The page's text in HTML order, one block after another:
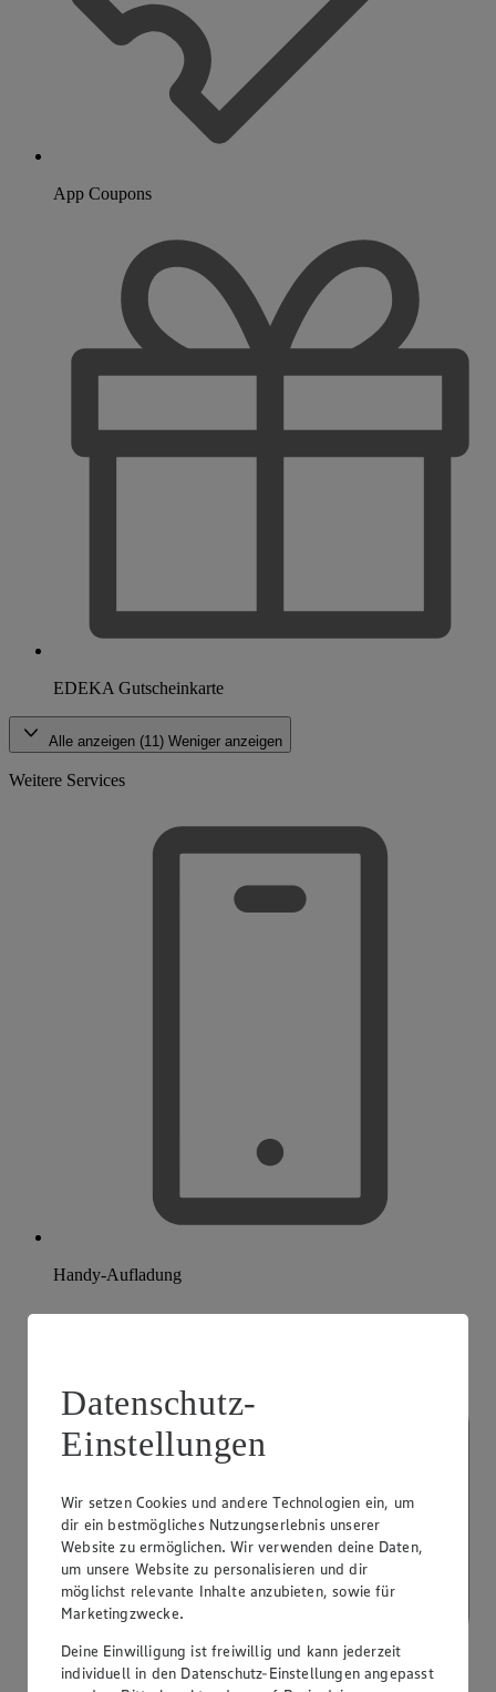
App Coupons
EDEKA Gutscheinkarte
Alle anzeigen (11) Weniger anzeigen
Weitere Services
Handy-Aufladung
Datenschutz-
Einstellungen
Wir setzen Cookies und andere Technologien ein, um
dir ein bestmögliches Nutzungserlebnis unserer
Website zu ermöglichen. Wir verwenden deine Daten,
um unsere Website zu personalisieren und dir
möglichst relevante Inhalte anzubieten, sowie für
Marketingzwecke.
Deine Einwilligung ist freiwillig und kann jederzeit
individuell in den Datenschutz-Einstellungen angepasst